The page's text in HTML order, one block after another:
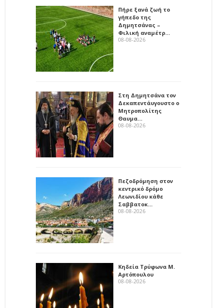
Πήρε ξανά ζωή το
γήπεδο της
Δημητσάνας –
Φιλική αναμέτρ…
08-08-2026
Στη Δημητσάνα τον
Δεκαπεντάυγουστο ο
Μητροπολίτης
Θαυμα…
08-08-2026
Πεζοδρόμηση στον
κεντρικό δρόμο
Λεωνιδίου κάθε
Σαββατοκ…
08-08-2026
Κηδεία Τρύφωνα Μ.
Αρτόπουλου
08-08-2026